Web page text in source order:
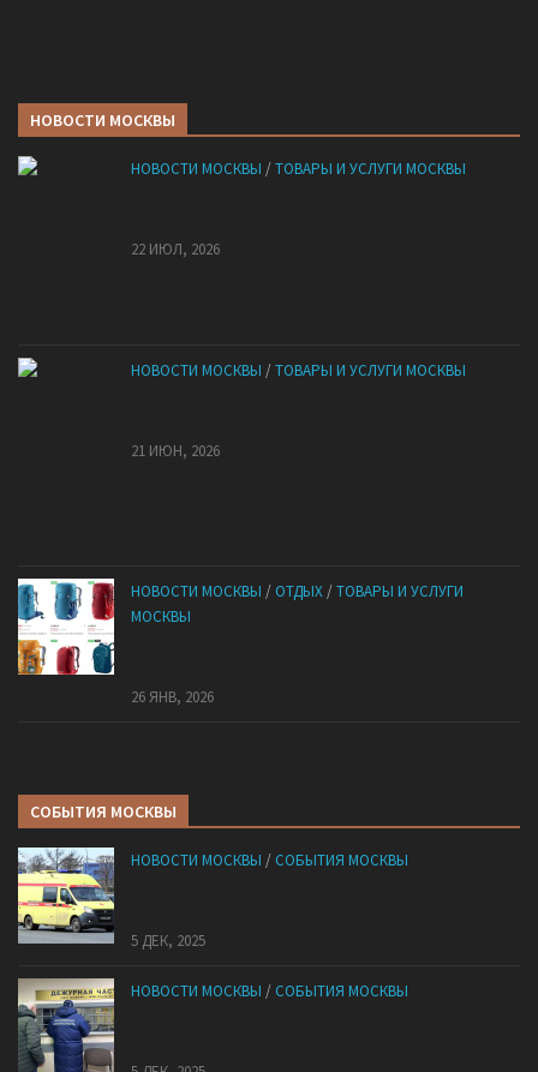
НОВОСТИ МОСКВЫ
НОВОСТИ МОСКВЫ /ТОВАРЫ И УСЛУГИ МОСКВЫ
22 ИЮЛ, 2026
НОВОСТИ МОСКВЫ /ТОВАРЫ И УСЛУГИ МОСКВЫ
21 ИЮН, 2026
НОВОСТИ МОСКВЫ / ОТДЫХ /ТОВАРЫ И УСЛУГИ
МОСКВЫ
26 ЯНВ, 2026
СОБЫТИЯ МОСКВЫ
НОВОСТИ МОСКВЫ / СОБЫТИЯ МОСКВЫ
5 ДЕК, 2025
НОВОСТИ МОСКВЫ / СОБЫТИЯ МОСКВЫ